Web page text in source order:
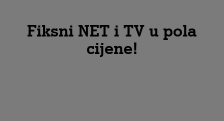
Fiksni NET i TV u pola
cijene!